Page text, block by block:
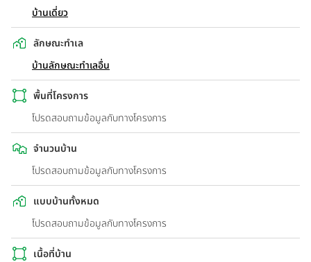
บ้านเดี่ยว
ลักษณะทำเล
บ้านลักษณะทำเลอื่น
พื้นที่โครงการ
โปรดสอบถามข้อมูลกับทางโครงการ
จำนวนบ้าน
โปรดสอบถามข้อมูลกับทางโครงการ
แบบบ้านทั้งหมด
โปรดสอบถามข้อมูลกับทางโครงการ
เนื้อที่บ้าน